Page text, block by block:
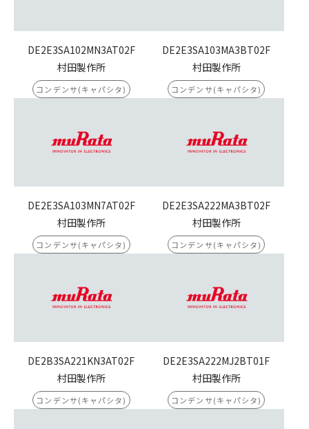
DE2E3SA102MN3AT02F
村田製作所
コンデンサ(キャパシタ)
DE2E3SA103MA3BT02F
村田製作所
コンデンサ(キャパシタ)
DE2E3SA103MN7AT02F
村田製作所
コンデンサ(キャパシタ)
DE2E3SA222MA3BT02F
村田製作所
コンデンサ(キャパシタ)
DE2B3SA221KN3AT02F
村田製作所
コンデンサ(キャパシタ)
DE2E3SA222MJ2BT01F
村田製作所
コンデンサ(キャパシタ)